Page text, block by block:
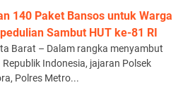
140 Paket Bansos untuk Warga
Sambut HUT ke-81 RI
Barat – Dalam rangka menyambut
Indonesia, jajaran Polsek
Polres Metro...